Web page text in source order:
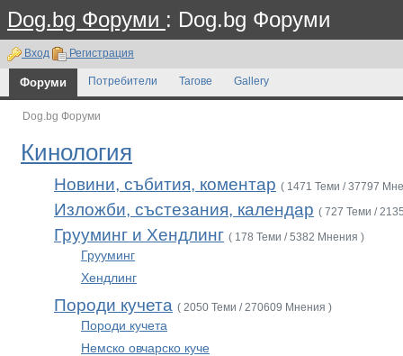
Dog.bg Форуми : Dog.bg Форуми
Вход Регистрация
Форуми Потребители Тагове Gallery
Dog.bg Форуми
Кинология
Новини, събития, коментар ( 1471 Теми / 37797
Изложби, състезания, календар ( 727 Теми /
Грууминг и Хендлинг ( 178 Теми / 5382 Мнения )
Грууминг
Хендлинг
Породи кучета ( 2050 Теми / 270609 Мнения )
Породи кучета
Немско овчарско куче